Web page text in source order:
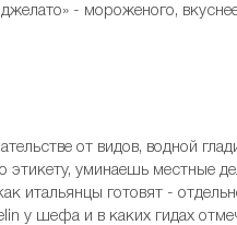
- мороженого,
от видов, водной
уминаешь местные
итальянцы готовят -
у шефа и в каких гидах